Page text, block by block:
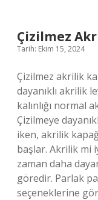
Çizilmez
Tarih: Ekim 15, 2024
Çizilmez akrilik
dayanıklı akrilik
kalınlığı normal
Çizilmeye
iken, akrilik
başlar. Akrilik mi
zaman daha
göredir. Parlak
seçeneklerine